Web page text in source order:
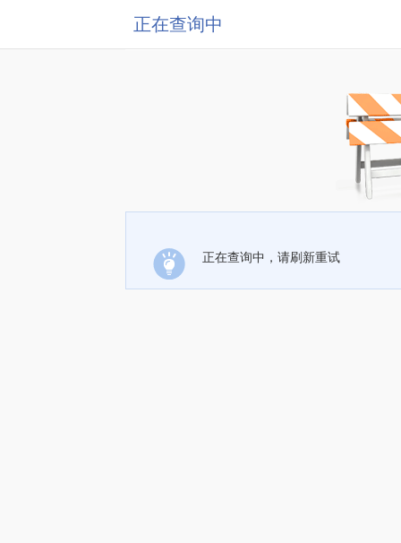
正在查询中
正在查询中，请刷新重试